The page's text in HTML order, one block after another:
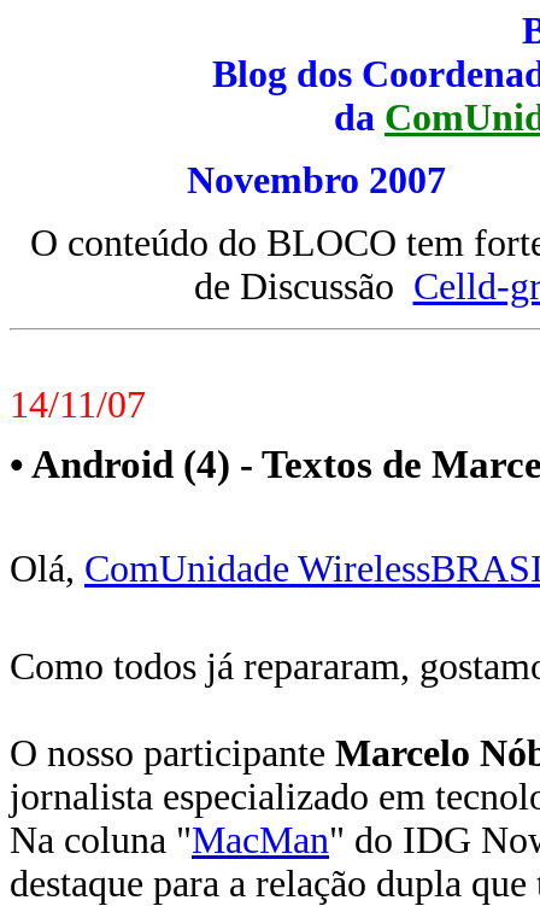
Blog dos
da
Novembro
O conteúdo do BLOCO tem
de Discussão Celld-
14/11/07
• Android (4) - Textos de
Olá, ComUnidade
Como todos já repararam,
O nosso participante Marcelo
jornalista especializado em
Na coluna "MacMan" do IDG
destaque para a relação dupla